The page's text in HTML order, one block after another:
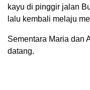
kayu di pinggir jalan
lalu kembali melaju
Sementara Maria dan
datang.